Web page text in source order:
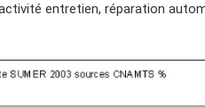
entretien, réparation